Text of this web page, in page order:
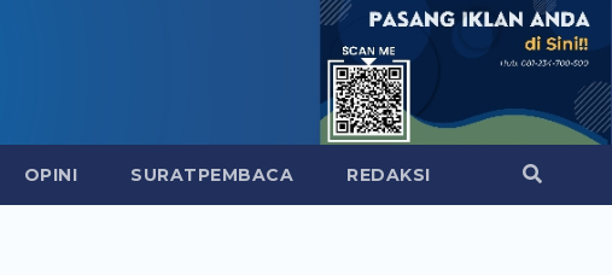
OPINI SURATPEMBACA REDAKSI